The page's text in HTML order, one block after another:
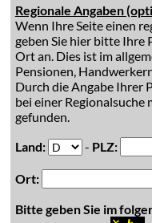
Regionale Angaben
Wenn Ihre Seite einen
geben Sie hier bitte Ihre
Ort an. Dies ist im
Pensionen,
Durch die Angabe Ihrer
bei einer Regionalsuche
gefunden.
Land:
- PLZ:
Ort:
Bitte geben Sie im